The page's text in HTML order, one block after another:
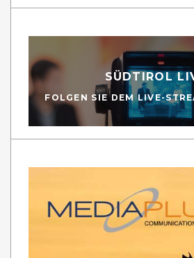
SÜDTIROL
FOLGEN SIE DEM LIVE-